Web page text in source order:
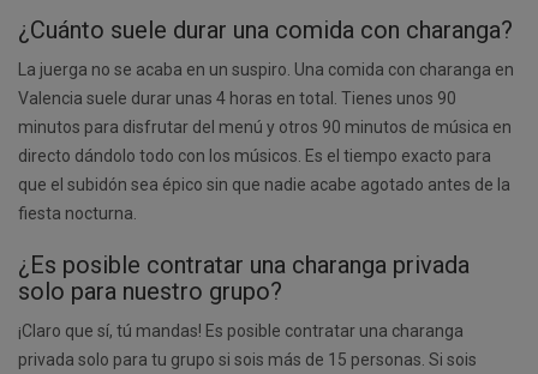
¿Cuánto suele durar una comida con charanga?
La juerga no se acaba en un suspiro. Una comida con charanga en
Valencia suele durar unas 4 horas en total. Tienes unos 90
minutos para disfrutar del menú y otros 90 minutos de música en
directo dándolo todo con los músicos. Es el tiempo exacto para
que el subidón sea épico sin que nadie acabe agotado antes de la
fiesta nocturna.
¿Es posible contratar una charanga privada
solo para nuestro grupo?
¡Claro que sí, tú mandas! Es posible contratar una charanga
privada solo para tu grupo si sois más de 15 personas. Si sois